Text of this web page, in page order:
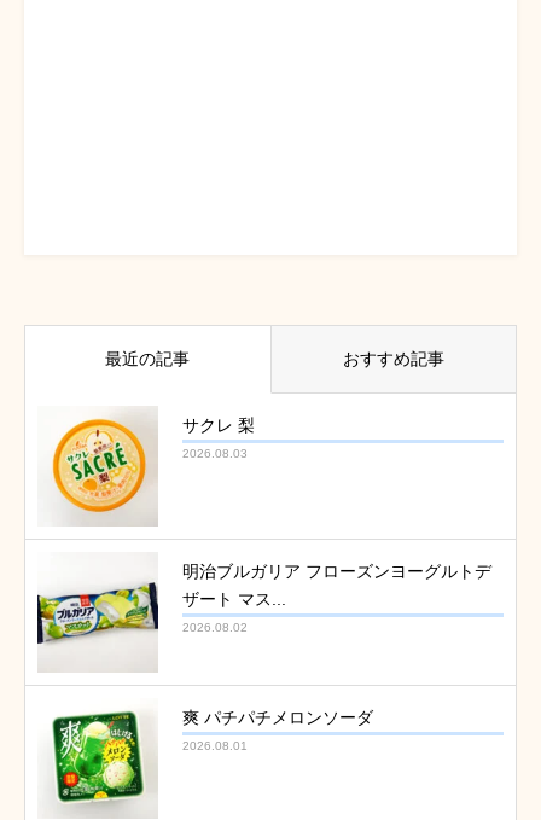
最近の記事 おすすめ記事
サクレ 梨
2026.08.03
明治ブルガリア フローズンヨーグルトデ
ザート マス...
2026.08.02
爽 パチパチメロンソーダ
2026.08.01